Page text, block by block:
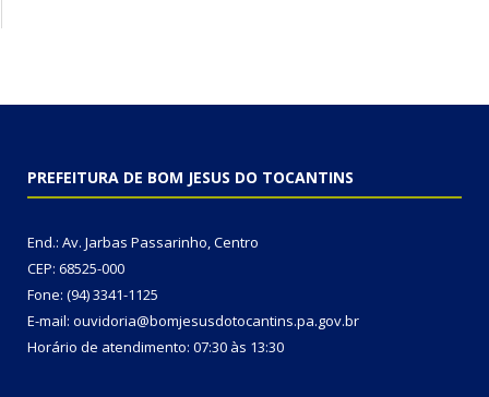
PREFEITURA DE BOM JESUS DO TOCANTINS
End.: Av. Jarbas Passarinho, Centro
CEP: 68525-000
Fone: (94) 3341-1125
E-mail: ouvidoria@bomjesusdotocantins.pa.gov.br
Horário de atendimento: 07:30 às 13:30